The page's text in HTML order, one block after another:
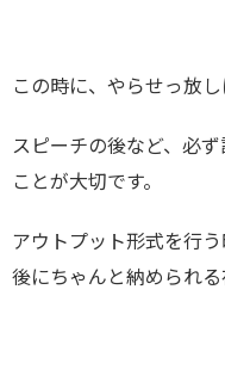
この時に、やらせっ放
スピーチの後など、必
ことが大切です。
アウトプット形式を行
後にちゃんと納められる